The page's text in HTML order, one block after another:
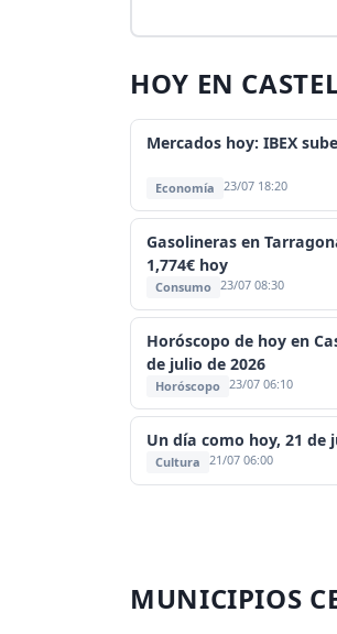
HOY EN
Mercados hoy: IBEX
Economía 23/07 18:20
Gasolineras en
1,774€ hoy
Consumo 23/07 08:30
Horóscopo de hoy en
de julio de 2026
Horóscopo 23/07 06:10
Un día como hoy, 21 de
Cultura 21/07 06:00
MUNICIPIOS